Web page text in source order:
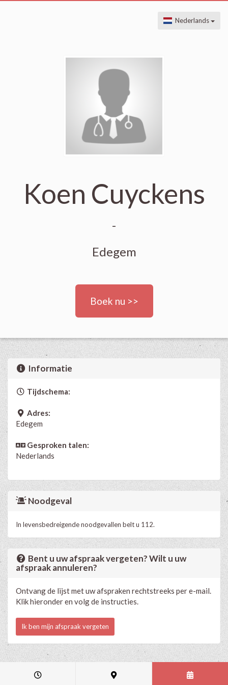
Nederlands
Koen Cuyckens
-
Edegem
Boek nu >>
Informatie
Tijdschema:
Adres:
Edegem
Gesproken talen:
Nederlands
Noodgeval
In levensbedreigende noodgevallen belt u 112.
Bent u uw afspraak vergeten? Wilt u uw
afspraak annuleren?
Ontvang de lijst met uw afspraken rechtstreeks per e-mail.
Klik hieronder en volg de instructies.
Ik ben mijn afspraak vergeten
2015 - 2026 -
lees de privacyverklaring van deze praktijk